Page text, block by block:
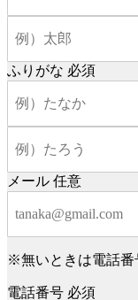
ふりがな 必須
メール 任意
※無いときは電話番
電話番号 必須